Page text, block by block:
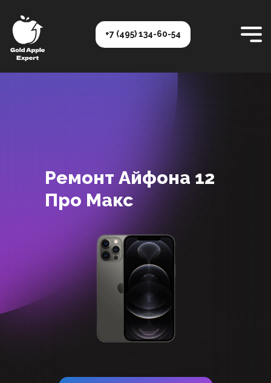
+7 (495) 134-60-54
Ремонт Айфона 12
Про Макс